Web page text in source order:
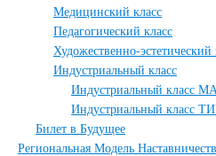
Медицинский класс
Педагогический класс
Художественно-эстетический
Индустриальный класс
Индустриальный класс
Индустриальный класс
Билет в Будущее
Региональная Модель